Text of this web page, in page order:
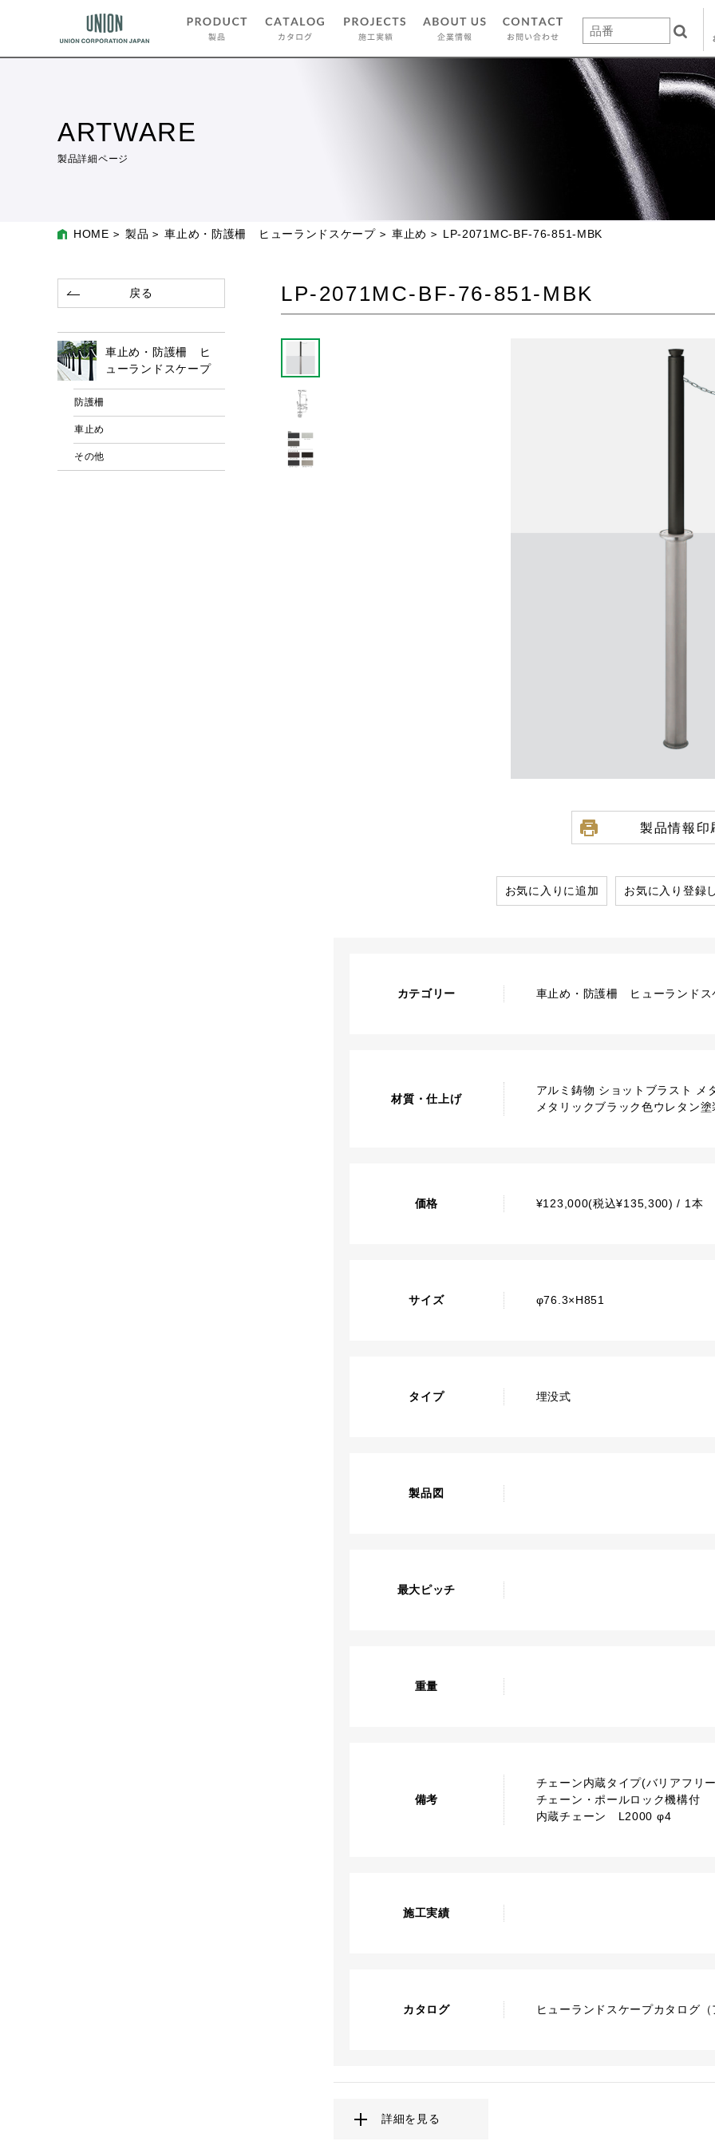
ARTWARE
製品詳細ページ
HOME 製品 車止め・防護柵 ヒューランドスケープ 車止め LP-2071MC-BF-76-851-MBK
LP-2071MC-BF-76-851-MBK
製品情報印
お気に入りに追加 お気に入り登録
カテゴリー 車止め・防護柵 ヒューランドス
材質・仕上げ
アルミ鋳物 ショットブラスト メ
メタリックブラック色ウレタン塗
価格 ¥123,000(税込¥135,300) / 1本
サイズ φ76.3×H851
タイプ 埋没式
製品図
最大ピッチ
重量
備考
チェーン内蔵タイプ(バリアフリ
チェーン・ポールロック機構付
内蔵チェーン L2000 φ4
施工実績
カタログ ヒューランドスケープカタログ
詳細を見る
戻る
車止め・防護柵 ヒ
ューランドスケープ
防護柵
車止め
その他